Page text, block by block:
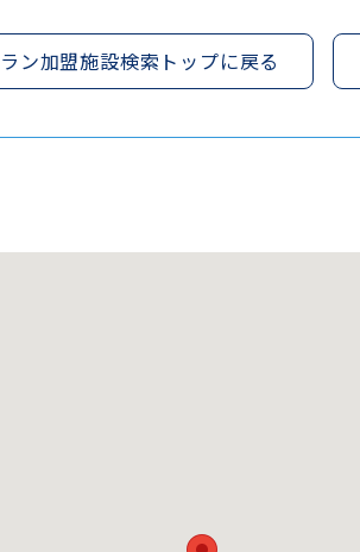
ン加盟施設検索トップに戻る